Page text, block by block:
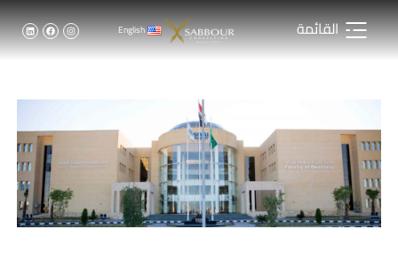
القائمة English